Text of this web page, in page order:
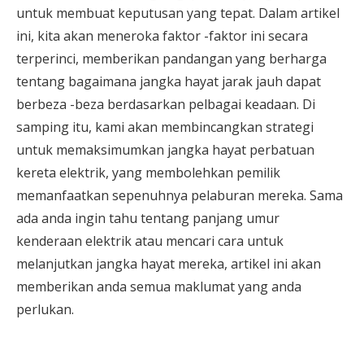
untuk membuat keputusan yang tepat. Dalam artikel
ini, kita akan meneroka faktor -faktor ini secara
terperinci, memberikan pandangan yang berharga
tentang bagaimana jangka hayat jarak jauh dapat
berbeza -beza berdasarkan pelbagai keadaan. Di
samping itu, kami akan membincangkan strategi
untuk memaksimumkan jangka hayat perbatuan
kereta elektrik, yang membolehkan pemilik
memanfaatkan sepenuhnya pelaburan mereka. Sama
ada anda ingin tahu tentang panjang umur
kenderaan elektrik atau mencari cara untuk
melanjutkan jangka hayat mereka, artikel ini akan
memberikan anda semua maklumat yang anda
perlukan.